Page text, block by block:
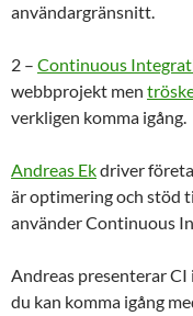
användargränsnitt.
2 – Continuous
webbprojekt men
verkligen komma igång.
Andreas Ekdriver
är optimering och stöd
använder Continuous
Andreas presenterar
du kan komma igång